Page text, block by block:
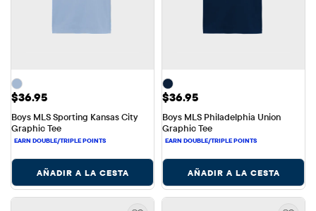
Precio: $36.95
$36.95
Boys MLS Sporting Kansas City
Graphic Tee
AÑADIR A LA CESTA
Precio: $36.95
$36.95
Boys MLS Philadelphia Union
Graphic Tee
AÑADIR A LA CESTA